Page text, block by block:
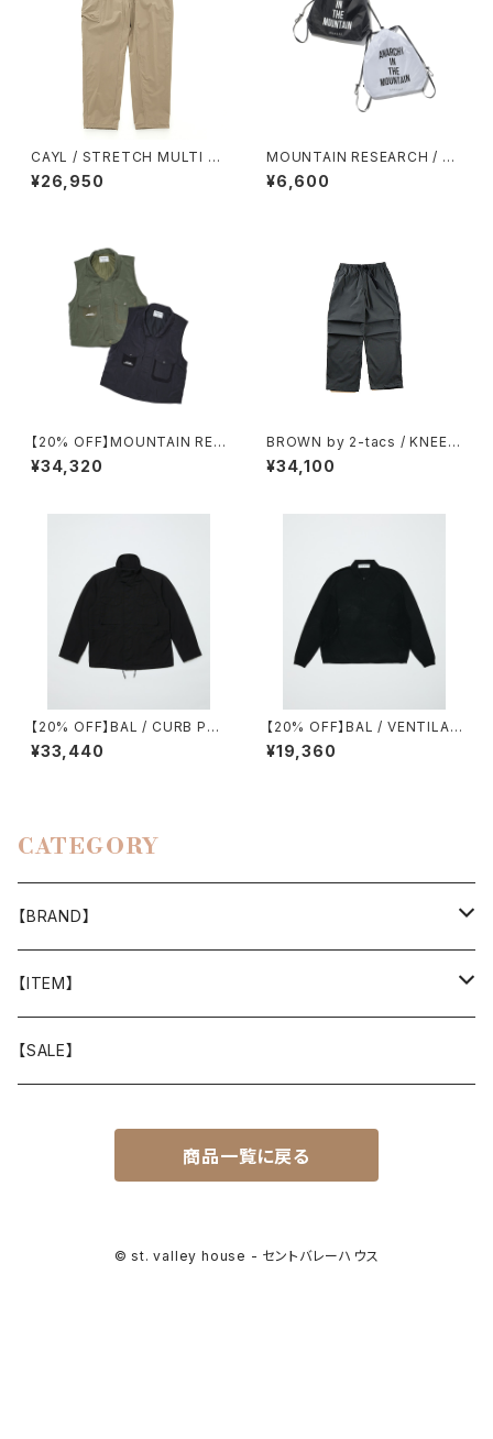
CAYL / STRETCH MULTI P
OCKET PANTS（BEIGE）
¥26,950
MOUNTAIN RESEARCH / W
ANDER PACK
¥6,600
【20% OFF】MOUNTAIN RES
EARCH / M69 VEST
¥34,320
BROWN by 2-tacs / KNEE
TUCK PANTS（CHARCOAL）
¥34,100
【20% OFF】BAL / CURB PO
CKET FIELD JACKET
¥33,440
【20% OFF】BAL / VENTILAT
ION MESH KNIT ZIP POLO
LS
¥19,360
CATEGORY
【BRAND】
山と道
T-SHIRT
迷迭香
Akihiro Wood Works
【ITEM】
WEAR
【SALE】
商品一覧に戻る
© st. valley house - セントバレーハウス